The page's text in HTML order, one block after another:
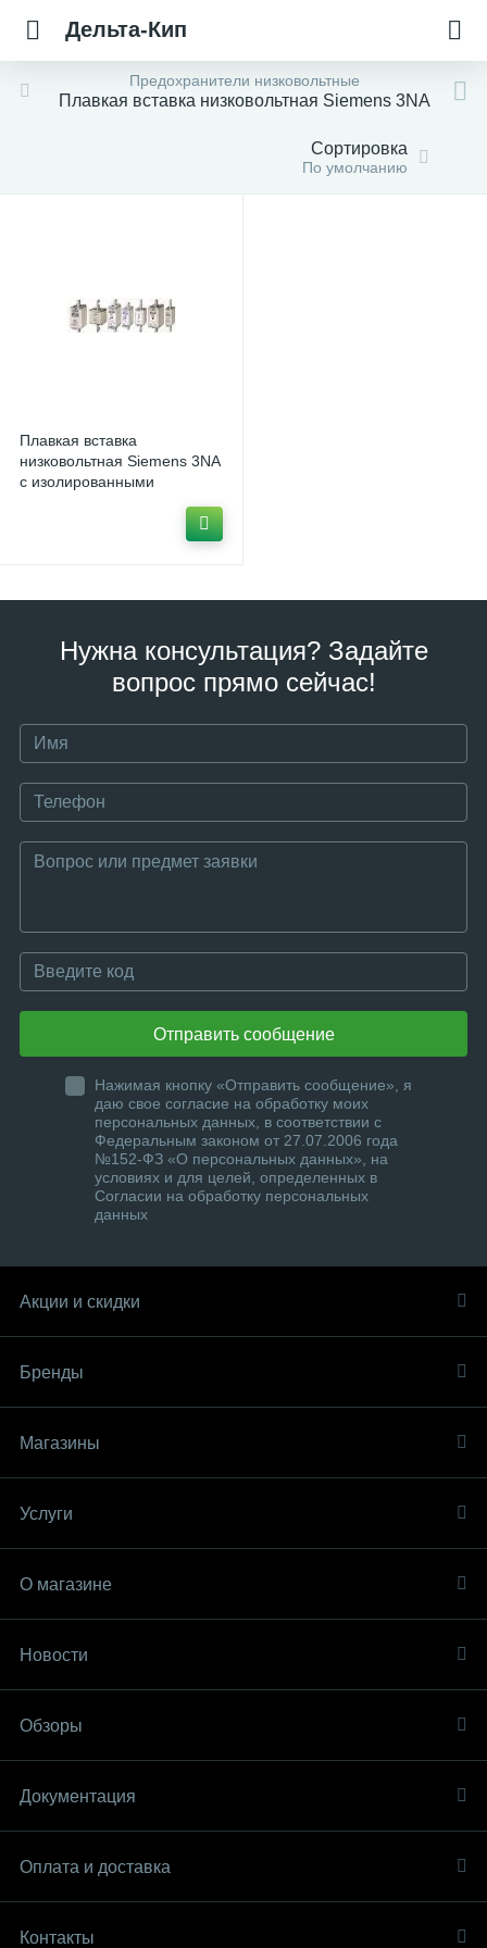
Дельта-Кип
Предохранители низковольтные
Плавкая вставка низковольтная Siemens 3NA
Сортировка
По умолчанию
Плавкая вставка
низковольтная Siemens 3NA
с изолированными
Нужна консультация? Задайте
вопрос прямо сейчас!
Отправить сообщение
Нажимая кнопку «Отправить сообщение», я
даю свое согласие на обработку моих
персональных данных, в соответствии с
Федеральным законом от 27.07.2006 года
№152-ФЗ «О персональных данных», на
условиях и для целей, определенных в
Согласии на обработку персональных
данных
Акции и скидки
Бренды
Магазины
Услуги
О магазине
Новости
Обзоры
Документация
Оплата и доставка
Контакты